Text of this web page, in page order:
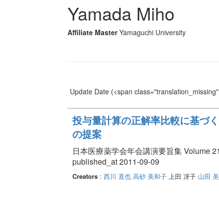
Yamada Miho
Affiliate Master Yamaguchi University
Update Date(<span
投与量計算の正解率比較に基づ
の提案
日本医療薬学会年会講演要旨集 Volume
published_at 2011-09-09
Creators: 西川 直也 高砂 美和子上田 冴子 山田